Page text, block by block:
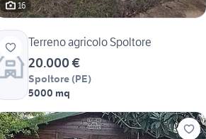
16
Terreno agricolo Spoltore
20.000 €
Spoltore (PE)
5000 mq